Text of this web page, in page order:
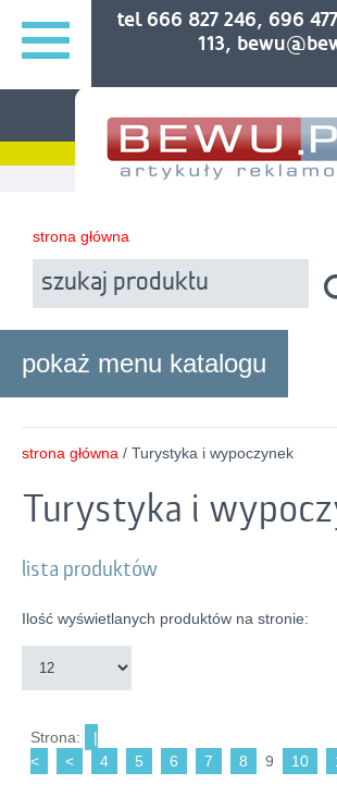
tel 666 827 246, 696
113,
strona główna
pokaż menu katalogu
strona główna / Turystyka i wypoczynek
Turystyka i
lista produktów
Ilość wyświetlanych produktów na stronie:
Strona:
|
<
< 4 5 6 7 8 9 10